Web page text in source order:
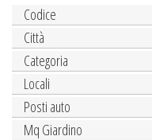
Codice
Città
Categoria
Locali
Posti auto
Mq Giardino